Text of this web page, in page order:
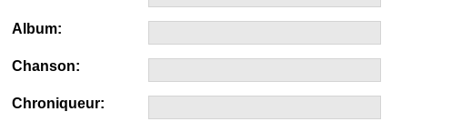
Album:
Chanson:
Chroniqueur: